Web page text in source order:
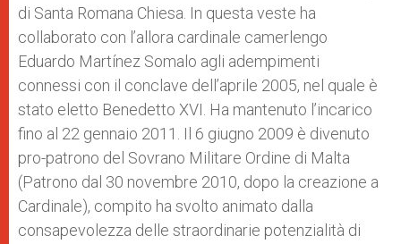
di Santa Romana Chiesa. In questa veste ha
collaborato con l’allora cardinale camerlengo
Eduardo Martínez Somalo agli adempimenti
connessi con il conclave dell’aprile 2005, nel quale è
stato eletto Benedetto XVI. Ha mantenuto l’incarico
fino al 22 gennaio 2011. Il 6 giugno 2009 è divenuto
pro-patrono del Sovrano Militare Ordine di Malta
(Patrono dal 30 novembre 2010, dopo la creazione a
Cardinale), compito ha svolto animato dalla
consapevolezza delle straordinarie potenzialità di